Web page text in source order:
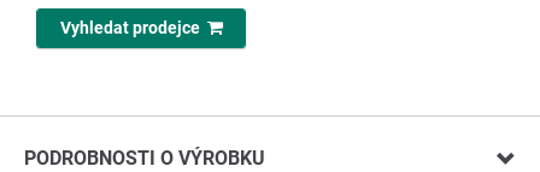
Vyhledat prodejce
PODROBNOSTI O VÝROBKU